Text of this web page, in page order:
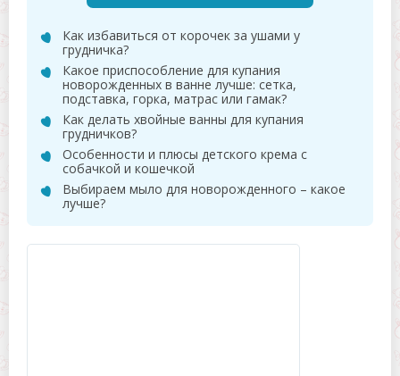
Как избавиться от корочек за ушами у
грудничка?
Какое приспособление для купания
новорожденных в ванне лучше: сетка,
подставка, горка, матрас или гамак?
Как делать хвойные ванны для купания
грудничков?
Особенности и плюсы детского крема с
собачкой и кошечкой
Выбираем мыло для новорожденного – какое
лучше?